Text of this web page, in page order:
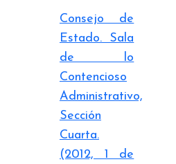
Consejo de
Estado. Sala
de lo
Contencioso
Administrativo,
Sección
Cuarta.
(2012, 1 de